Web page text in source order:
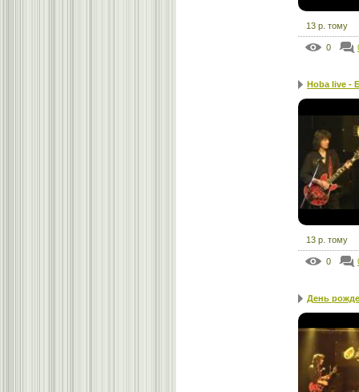
13 р. тому
0
Hoba live -
13 р. тому
0
День